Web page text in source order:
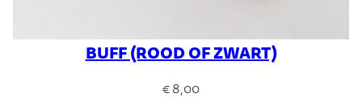
BUFF (ROOD OF ZWART)
€8,00